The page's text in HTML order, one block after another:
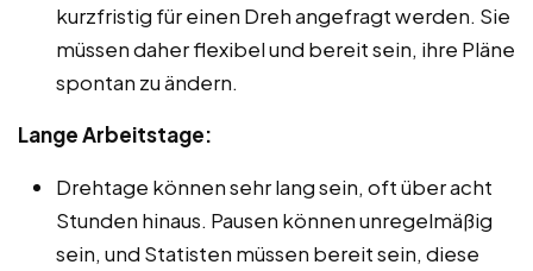
kurzfristig für einen Dreh angefragt werden. Sie
müssen daher flexibel und bereit sein, ihre Pläne
spontan zu ändern.
Lange Arbeitstage:
Drehtage können sehr lang sein, oft über acht
Stunden hinaus. Pausen können unregelmäßig
sein, und Statisten müssen bereit sein, diese